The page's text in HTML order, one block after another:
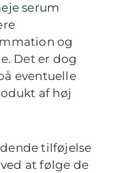
serum
og
Det er dog
eventuelle
af høj
tilføjelse
at følge de